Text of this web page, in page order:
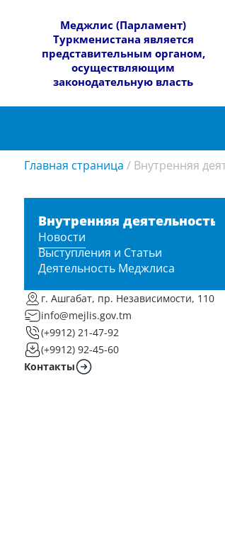
​Меджлис (Парламент)
Туркменистана является
представительным органом,
осуществляющим
законодательную власть
Главная страница / Внутренняя
Внутренняя деятельность
Новости
Выступления и Статьи
Деятельность Меджлиса
г. Ашгабат, пр. Независимости, 110
info@mejlis.gov.tm
(+9912) 21-47-92
(+9912) 92-45-60
Контакты